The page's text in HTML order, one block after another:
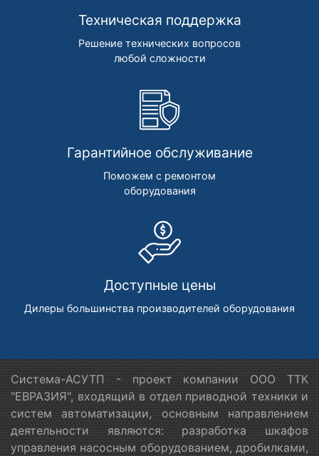
Техническая поддержка
Решение технических вопросов
любой сложности
Гарантийное обслуживание
Поможем с ремонтом
оборудования
Доступные цены
Дилеры большинства производителей оборудования
Система-АСУТП - проект компании ООО ТТК
"ЕВРАЗИЯ", входящий в отдел приводной техники и
систем автоматизации, основным направлением
деятельности являются: разработка шкафов
управления насосным оборудованием, дробилками,